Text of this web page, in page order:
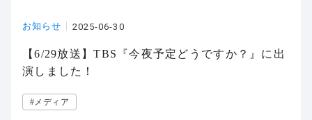
お知らせ 2025-06-30
【6/29放送】TBS『今夜予定どうですか？』に出
演しました！
#メディア